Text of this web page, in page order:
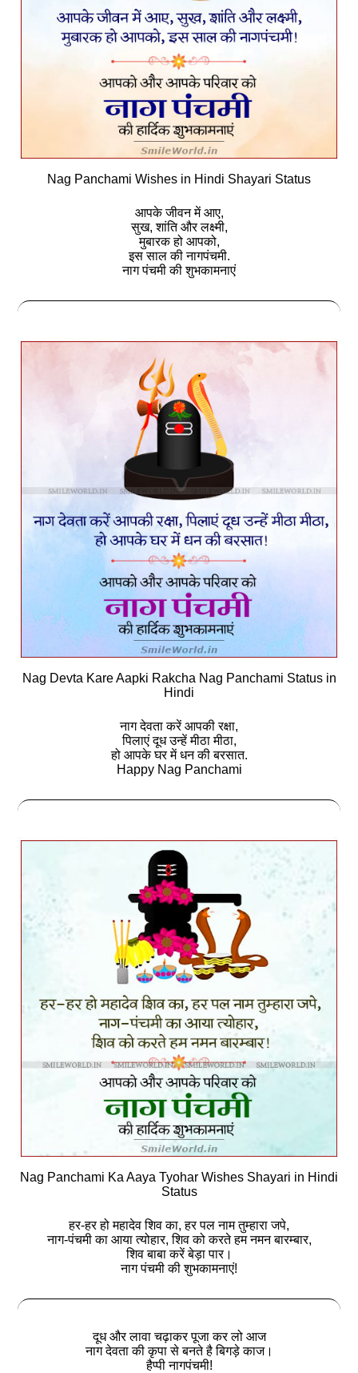
Nag Panchami Wishes in Hindi Shayari Status
आपके जीवन में आए,
सुख, शांति और लक्ष्मी,
मुबारक हो आपको,
इस साल की नागपंचमी.
नाग पंचमी की शुभकामनाएं
Nag Devta Kare Aapki Rakcha Nag Panchami Status in
Hindi
नाग देवता करें आपकी रक्षा,
पिलाएं दूध उन्हें मीठा मीठा,
हो आपके घर में धन की बरसात.
Happy Nag Panchami
Nag Panchami Ka Aaya Tyohar Wishes Shayari in Hindi
Status
हर-हर हो महादेव शिव का, हर पल नाम तुम्हारा जपे,
नाग-पंचमी का आया त्योहार, शिव को करते हम नमन बारम्बार,
शिव बाबा करें बेड़ा पार।
नाग पंचमी की शुभकामनाएं!
दूध और लावा चढ़ाकर पूजा कर लो आज
नाग देवता की कृपा से बनते है बिगड़े काज।
हैप्पी नागपंचमी!